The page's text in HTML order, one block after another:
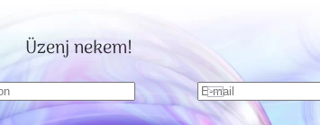
Üzenj nekem!